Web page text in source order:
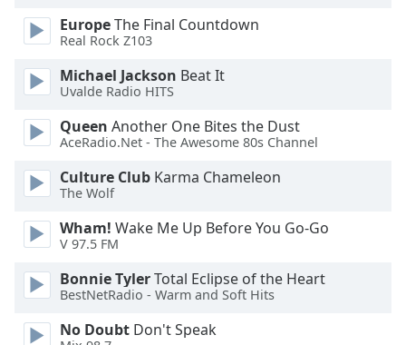
Text
Background
Background
Color
Opacity
Font
EuropeThe Final Countdown
Real Rock Z103
Michael Jackson Beat It
Uvalde Radio HITS
Queen Another One Bites the Dust
AceRadio.Net - The Awesome 80s Channel
Culture Club Karma Chameleon
The Wolf
Wham! Wake Me Up Before You Go-Go
V 97.5 FM
Bonnie TylerTotal Eclipse of the Heart
BestNetRadio - Warm and Soft Hits
No Doubt Don't Speak